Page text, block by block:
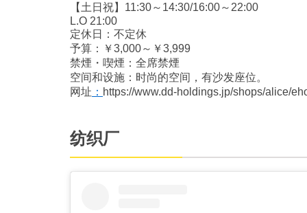
【土日祝】11:30～14:30/16:00～22:00
L.O 21:00
定休日：不定休
予算：￥3,000～￥3,999
禁煙・喫煙：全席禁煙
空间和设施：时尚的空间，有沙发座位。
网址 ： https://www.dd-holdings.jp/shops/alice/
纺织厂